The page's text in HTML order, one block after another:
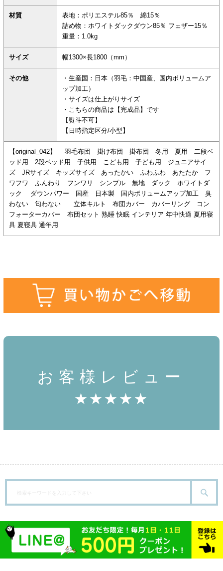
材質
表地：ポリエステル85％ 綿15％
詰め物：ホワイトダックダウン85％ フェザー15％
重量：1.0kg
サイズ 幅1300×長1800（mm）
その他
・生産国：日本（羽毛：中国産、国内ボリュームア
ップ加工）
・サイズは仕上がりサイズ
・こちらの商品は【完成品】です
【熨斗不可】
【日時指定区分/小型】
【original_042】 羽毛布団 掛け布団 掛布団 冬用 夏用 二段ベ
ッド用 2段ベッド用 子供用 こども用 子ども用 ジュニアサイ
ズ JRサイズ キッズサイズ あったかい ふわふわ あたたか フ
ワフワ ふんわり フンワリ シンプル 無地 ダック ホワイトダ
ック ダウンパワー 国産 日本製 国内ボリュームアップ加工 臭
わない 匂わない 立体キルト 布団カバー カバーリング コン
フォーターカバー 布団セット 熟睡 快眠 インテリア 年中快適 夏用寝
具 夏寝具 通年用
お客様レビュー
★★★★★